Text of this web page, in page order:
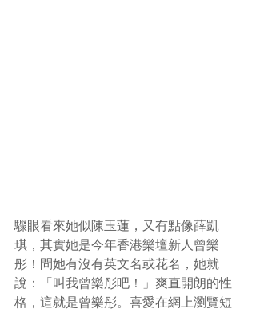
驟眼看來她似陳玉蓮，又有點像薛凱
琪，其實她是今年香港樂壇新人曾樂
彤！問她有沒有英文名或花名，她就
說：「叫我曾樂彤吧！」爽直開朗的性
格，這就是曾樂彤。喜愛在網上瀏覽短